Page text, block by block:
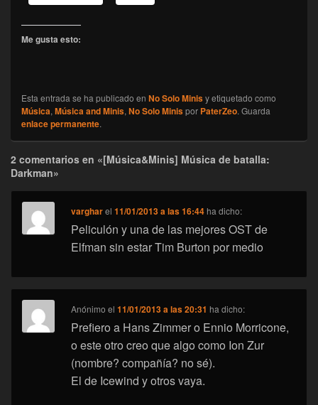
Me gusta esto:
Esta entrada se ha publicado en No Solo Minisy etiquetado como
Música, Música and Minis, No Solo Minispor PaterZeo. Guarda
enlace permanente.
2 comentarios en «[Música&Minis] Música de batalla:
Darkman»
vargharel11/01/2013 a las 16:44 ha dicho:
Peliculón y una de las mejores OST de
Elfman sin estar Tim Burton por medio
Anónimo el11/01/2013 a las 20:31 ha dicho:
Prefiero a Hans Zimmer o Ennio Morricone,
o este otro creo que algo como Ion Zur
(nombre? compañía? no sé).
El de Icewind y otros vaya.